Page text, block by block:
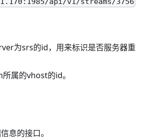
为srs的id，用来标识是否服务器重
属的vhost的id。
息的接口。